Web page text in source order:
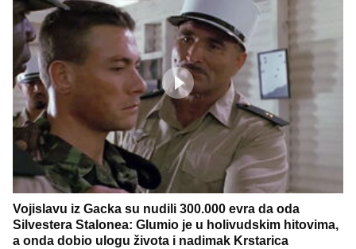
Vojislavu iz Gacka su nudili 300.000 evra da oda
Silvestera Stalonea: Glumio je u holivudskim hitovima,
a onda dobio ulogu života i nadimak Krstarica